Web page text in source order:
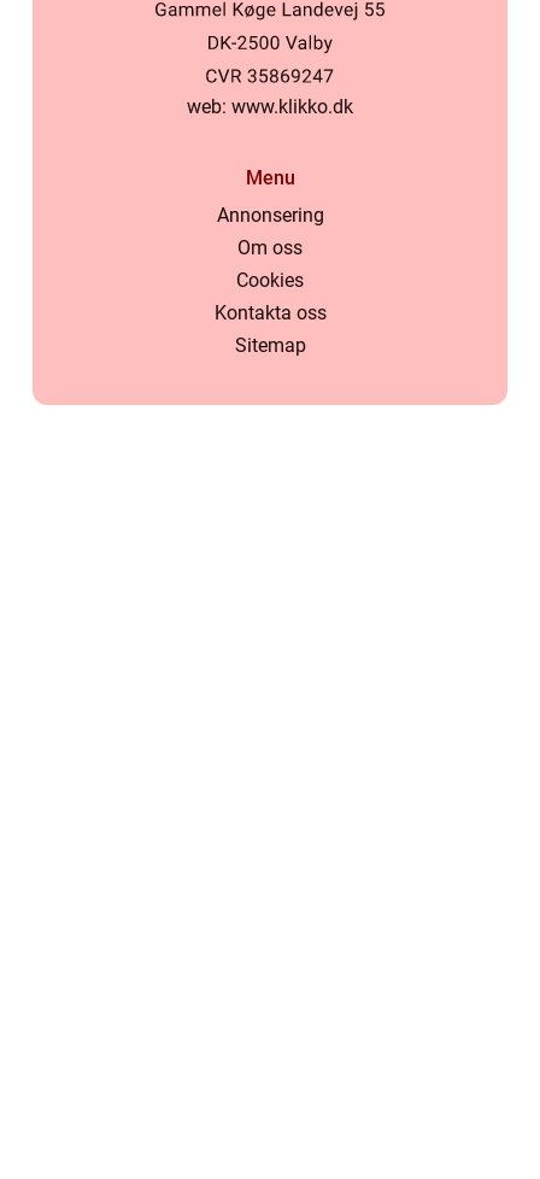
web: www.klikko.dk
Menu
Annonsering
Om oss
Cookies
Kontakta oss
Sitemap